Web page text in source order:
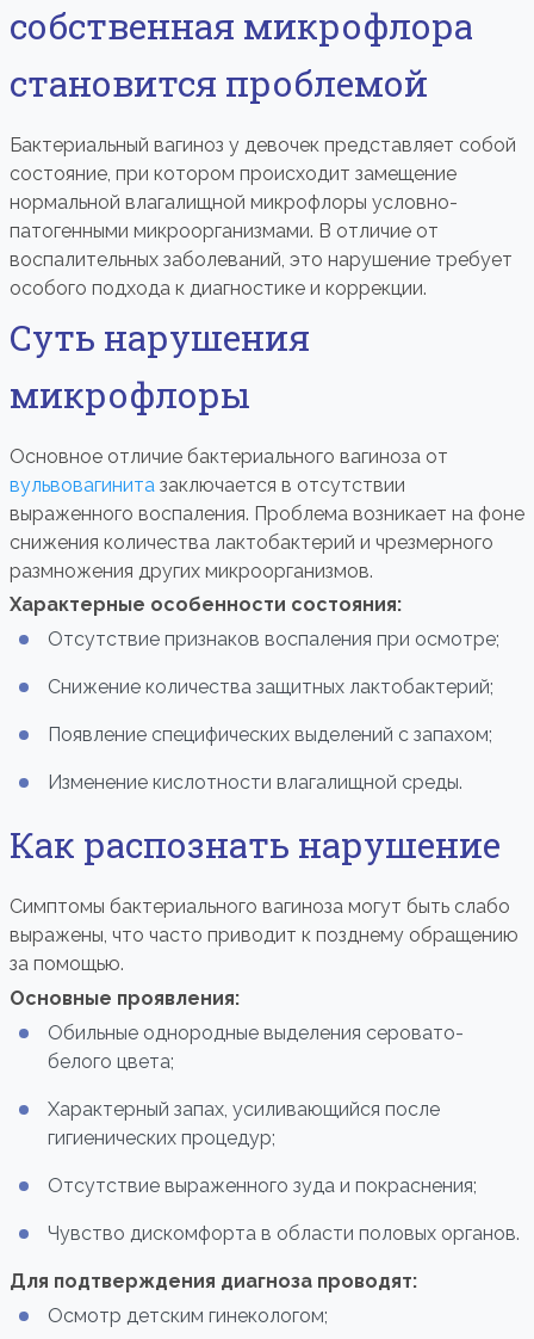
собственная микрофлора
становится проблемой
Бактериальный вагиноз у девочек представляет собой
состояние, при котором происходит замещение
нормальной влагалищной микрофлоры условно-
патогенными микроорганизмами. В отличие от
воспалительных заболеваний, это нарушение требует
особого подхода к диагностике и коррекции.
Суть нарушения
микрофлоры
Основное отличие бактериального вагиноза от
вульвовагинита заключается в отсутствии
выраженного воспаления. Проблема возникает на фоне
снижения количества лактобактерий и чрезмерного
размножения других микроорганизмов.
Характерные особенности состояния:
Отсутствие признаков воспаления при осмотре;
Снижение количества защитных лактобактерий;
Появление специфических выделений с запахом;
Изменение кислотности влагалищной среды.
Как распознать нарушение
Симптомы бактериального вагиноза могут быть слабо
выражены, что часто приводит к позднему обращению
за помощью.
Основные проявления:
Обильные однородные выделения серовато-
белого цвета;
Характерный запах, усиливающийся после
гигиенических процедур;
Отсутствие выраженного зуда и покраснения;
Чувство дискомфорта в области половых органов.
Для подтверждения диагноза проводят:
Осмотр детским гинекологом;